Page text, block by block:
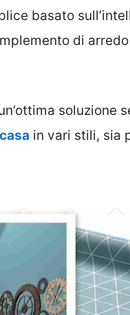
basato
di
soluzione
in vari stili, sia